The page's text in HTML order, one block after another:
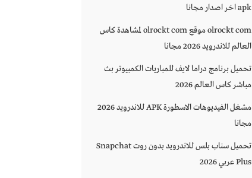
apk اخر اصدار مجانا
olrockt com موقع olrockt com لمشاهدة كاس
العالم للاندرويد 2026 مجانا
تحميل برنامج دراما لايف للمباريات الكمبيوتر بث
مباشر كاس العالم 2026
مشغل الفيديوهات الاسطورة APK للاندرويد 2026
مجانا
تحميل سناب بلس للاندرويد بدون روت Snapchat
Plus‏ عربي 2026